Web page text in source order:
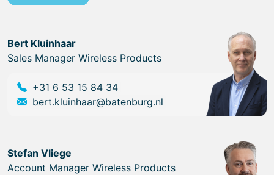
Bert Kluinhaar
Sales Manager Wireless Products
+31 6 53 15 84 34
bert.kluinhaar@batenburg.nl
Stefan Vliege
Account Manager Wireless Products